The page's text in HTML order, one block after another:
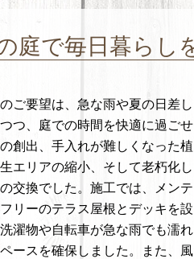
庭で毎日暮らし
ご要望は、急な雨や夏の日差し
つ、庭での時間を快適に過ごせ
創出、手入れが難しくなった植
エリアの縮小、そして老朽化し
交換でした。施工では、メンテ
リーのテラス屋根とデッキを設
濯物や自転車が急な雨でも濡れ
ースを確保しました。また、風